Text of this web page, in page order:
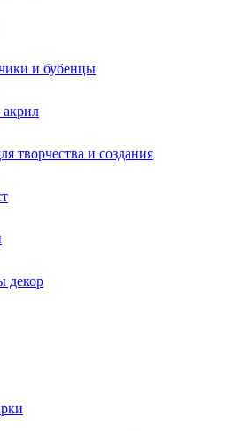
и бубенцы
творчества и создания
декор